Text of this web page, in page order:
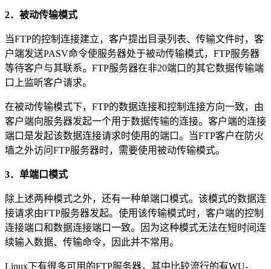
2．被动传输模式
当FTP的控制连接建立，客户提出目录列表、传输文件时，客
户端发送PASV命令使服务器处于被动传输模式，FTP服务器
等待客户与其联系。FTP服务器在非20端口的其它数据传输端
口上监听客户请求。
在被动传输模式下，FTP的数据连接和控制连接方向一致，由
客户端向服务器发起一个用于数据传输的连接。客户端的连接
端口是发起该数据连接请求时使用的端口。当FTP客户在防火
墙之外访问FTP服务器时，需要使用被动传输模式。
3．单端口模式
除上述两种模式之外，还有一种单端口模式。该模式的数据连
接请求由FTP服务器发起。使用该传输模式时，客户端的控制
连接端口和数据连接端口一致。因为这种模式无法在短时间连
续输入数据、传输命令，因此并不常用。
Linux下有很多可用的FTP服务器，其中比较流行的有WU-